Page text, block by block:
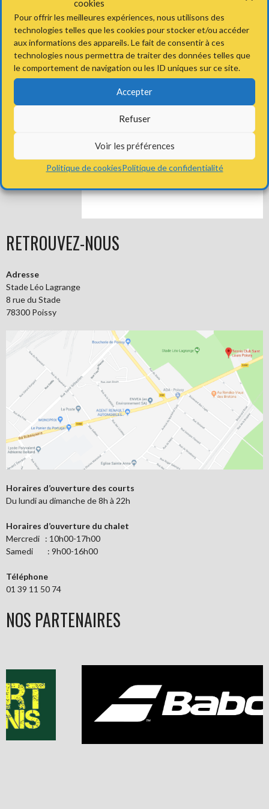
cookies
Pour offrir les meilleures expériences, nous utilisons des
technologies telles que les cookies pour stocker et/ou accéder
aux informations des appareils. Le fait de consentir à ces
technologies nous permettra de traiter des données telles que
le comportement de navigation ou les ID uniques sur ce site.
Accepter
Refuser
Voir les préférences
Politique de cookiesPolitique de confidentialité
NAVIGATION
DES
ARTICLES
← Arthur Constance
RETROUVEZ-NOUS
Adresse
Stade Léo Lagrange
8 rue du Stade
78300 Poissy
Horaires d’ouverture des courts
Du lundi au dimanche de 8h à 22h
Horaires d’ouverture du chalet
Mercredi : 10h00-17h00
Samedi : 9h00-16h00
Téléphone
01 39 11 50 74
NOS PARTENAIRES